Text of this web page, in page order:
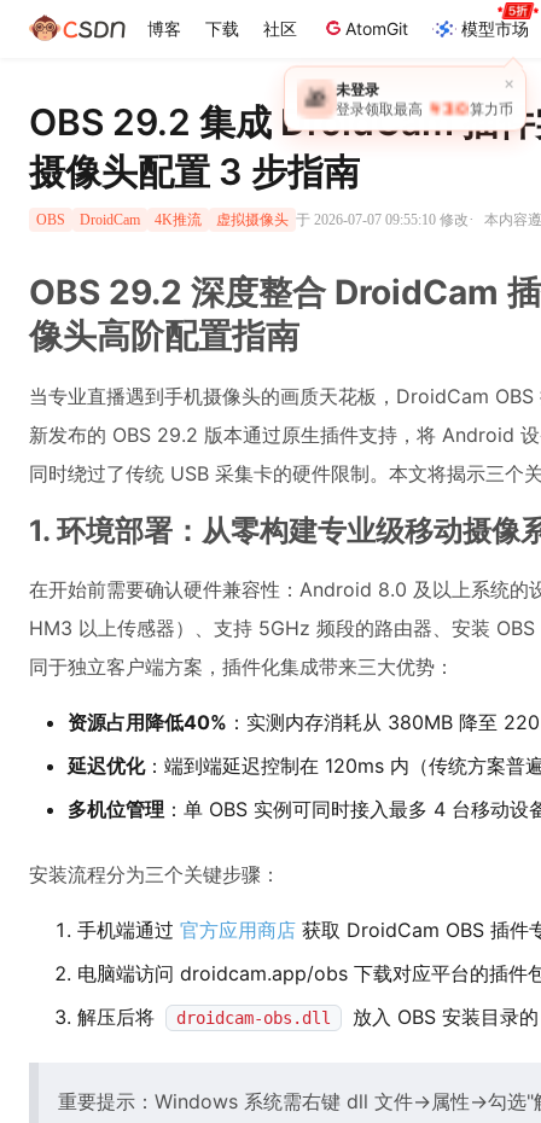
博客 下载 社区 AtomGit 模型市场
×
🎁 未登录
登录领取最高 ￥30 算力币
OBS 29.2 集成 DroidCam 插
摄像头配置 3 步指南
OBS DroidCam 4K推流 虚拟摄像头 于 2026-07-07 09:55:10 修改· 本内容
OBS 29.2 深度整合 DroidCam
像头高阶配置指南
当专业直播遇到手机摄像头的画质天花板，DroidCam
新发布的 OBS 29.2 版本通过原生插件支持，将 Android
同时绕过了传统 USB 采集卡的硬件限制。本文将揭示三个
1. 环境部署：从零构建专业级移动摄像
在开始前需要确认硬件兼容性：Android 8.0 及以上系统
HM3 以上传感器）、支持 5GHz 频段的路由器、安装
同于独立客户端方案，插件化集成带来三大优势：
资源占用降低40% ：实测内存消耗从 380MB 降至
延迟优化：端到端延迟控制在 120ms 内（传统方案普
多机位管理 ：单 OBS 实例可同时接入最多 4 台移动设
安装流程分为三个关键步骤：
手机端通过 官方应用商店 获取 DroidCam OBS 插件
电脑端访问 droidcam.app/obs 下载对应平台的插件
解压后将
droidcam-obs.dll 放入 OBS 安装目录
重要提示：Windows 系统需右键 dll 文件→属性→勾选"